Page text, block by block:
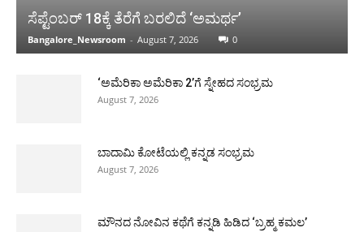
ಸೆಪ್ಟೆಂಬರ್ 18ಕ್ಕೆ ತೆರೆಗೆ ಬರಲಿದೆ ‘ಅಮರ್ಥ’
Bangalore_Newsroom - August 7, 2026 0
‘ಅಮೆರಿಕಾ ಅಮೆರಿಕಾ 2’ಗೆ ಸ್ನೇಹದ ಸಂಭ್ರಮ
August 7, 2026
ಬಾದಾಮಿ ಕೋಟೆಯಲ್ಲಿ ಕನ್ನಡ ಸಂಭ್ರಮ
August 7, 2026
ಮೌನದ ನೋವಿನ ಕಥೆಗೆ ಕನ್ನಡಿ ಹಿಡಿದ ‘ಬ್ರಹ್ಮ ಕಮಲ’